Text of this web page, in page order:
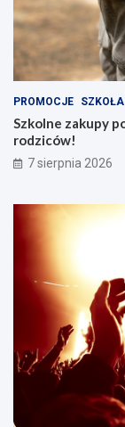
PROMOCJE SZKOŁA
Szkolne zakupy
rodziców!
7 sierpnia 2026